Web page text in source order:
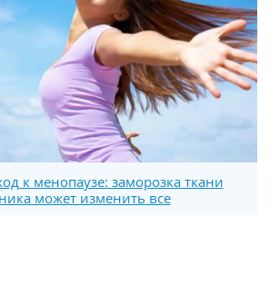
к менопаузе: заморозка ткани
может изменить все